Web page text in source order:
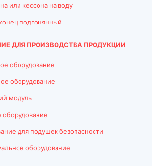
или кессона на воду
подгонянный
ДЛЯ ПРОИЗВОДСТВА ПРОДУКЦИИ
оборудование
оборудование
модуль
оборудование
для подушек безопасности
оборудование
Indonesian